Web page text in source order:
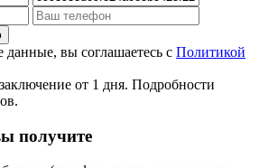
данные, вы соглашаетесь с Политикой
от 1 дня. Подробности
получите